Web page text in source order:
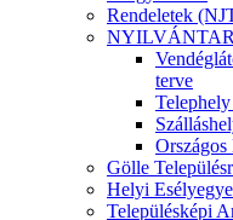
Rendeletek
terve
Gölle
Helyi
Településképi